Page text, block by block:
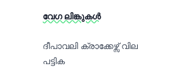
വേഗ ലിങ്കുകൾ
ദീപാവലി ക്രാക്കേഴ്സ് വില
പട്ടിക